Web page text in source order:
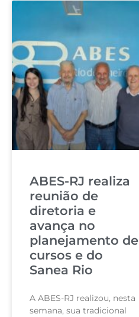
ABES-RJ realiza
reunião de
diretoria e
avança no
planejamento de
cursos e do
Sanea Rio
A ABES-RJ realizou, nesta
semana, sua tradicional